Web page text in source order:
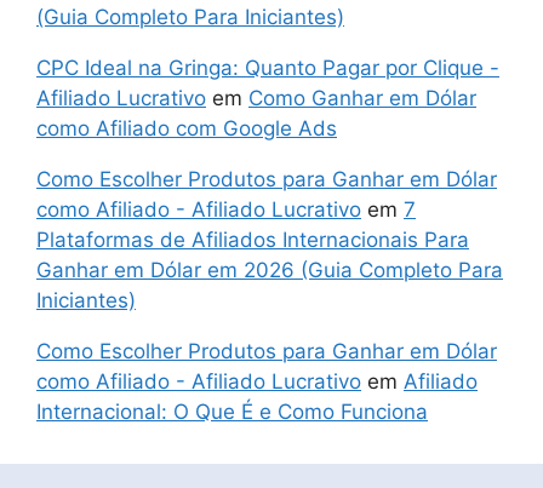
(Guia Completo Para Iniciantes)
CPC Ideal na Gringa: Quanto Pagar por Clique -
Afiliado Lucrativo em Como Ganhar em Dólar
como Afiliado com Google Ads
Como Escolher Produtos para Ganhar em Dólar
como Afiliado - Afiliado Lucrativo em 7
Plataformas de Afiliados Internacionais Para
Ganhar em Dólar em 2026 (Guia Completo Para
Iniciantes)
Como Escolher Produtos para Ganhar em Dólar
como Afiliado - Afiliado Lucrativo em Afiliado
Internacional: O Que É e Como Funciona